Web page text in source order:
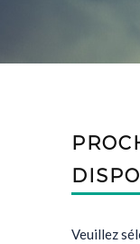
Veuillez